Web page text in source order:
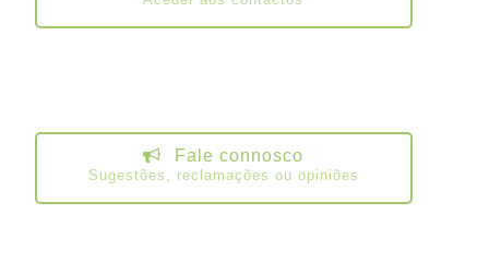
Fale connosco
Sugestões, reclamações ou opiniões